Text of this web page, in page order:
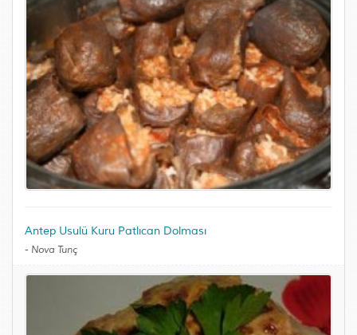
Antep Usulü Kuru Patlıcan Dolması
- Nova Tunç